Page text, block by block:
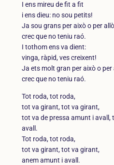
I ens mireu de fit a fit
i ens dieu: no sou petits!
Ja sou grans per això o per
crec que no teniu raó.
I tothom ens va dient:
vinga, ràpid, ves creixent!
Ja ets molt gran per això o per
crec que no teniu raó.
Tot roda, tot roda,
tot va girant, tot va girant,
tot va de pressa amunt i avall,
avall.
Tot roda, tot roda,
tot va girant, tot va girant,
anem amunt i avall.